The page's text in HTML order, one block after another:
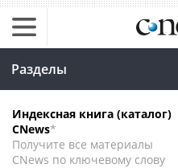
Разделы
Индексная книга (каталог)
CNews*
Получите все материалы
CNews по ключевому слову